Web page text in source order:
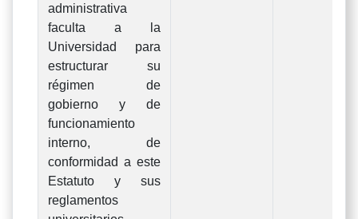
administrativa
faculta a la
Universidad para
estructurar su
régimen de
gobierno y de
funcionamiento
interno, de
conformidad a este
Estatuto y sus
reglamentos